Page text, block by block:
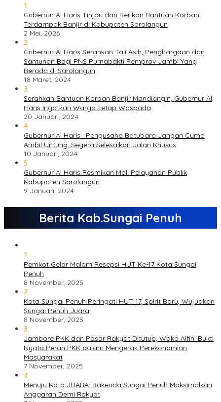
1
Gubernur Al Haris Tinjau dan Berikan Bantuan Korban
Terdampak Banjir di Kabupaten Sarolangun
2 Mei, 2026
2
Gubernur Al Haris Serahkan Tali Asih, Penghargaan dan
Santunan Bagi PNS Purnabakti Pemprov Jambi Yang
Berada di Sarolangun
18 Maret, 2024
3
Serahkan Bantuan Korban Banjir Mandiangin, Gubernur Al
Haris Ingatkan Warga Tetap Waspada
20 Januari, 2024
4
Gubernur Al Haris : Pengusaha Batubara Jangan Cuma
Ambil Untung, Segera Selesaikan Jalan Khusus
10 Januari, 2024
5
Gubernur Al Haris Resmikan Mall Pelayanan Publik
Kabupaten Sarolangun
9 Januari, 2024
Berita Kab.Sungai Penuh
1
Pemkot Gelar Malam Resepsi HUT Ke-17 Kota Sungai
Penuh
8 November, 2025
2
Kota Sungai Penuh Peringati HUT 17, Spirit Baru, Wujudkan
Sungai Penuh Juara
8 November, 2025
3
Jambore PKK dan Pasar Rakyat Ditutup, Wako Alfin: Bukti
Nyata Peran PKK dalam Mengerak Perekonomian
Masyarakat
7 November, 2025
4
Menuju Kota JUARA: Bakeuda Sungai Penuh Maksimalkan
Anggaran Demi Rakyat